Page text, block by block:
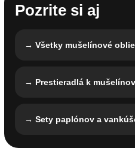
Pozrite si aj
→ Všetky mušelínové
→ Prestieradlá k
→ Sety paplónov a